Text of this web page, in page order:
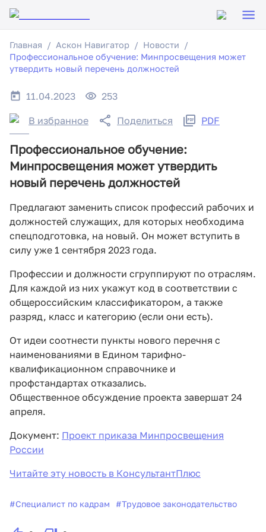
Главная Аскон Навигатор
Новости
Профессиональное обучение: Минпросвещения может
утвердить новый перечень должностей
11.04.2023 253
В избранное Поделиться PDF
Профессиональное обучение:
Минпросвещения может утвердить
новый перечень должностей
Предлагают заменить список профессий рабочих и
должностей служащих, для которых необходима
спецподготовка, на новый. Он может вступить в
силу уже 1 сентября 2023 года.
Профессии и должности сгруппируют по отраслям.
Для каждой из них укажут код в соответствии с
общероссийским классификатором, а также
разряд, класс и категорию (если они есть).
От идеи соотнести пункты нового перечня с
наименованиями в Едином тарифно-
квалификационном справочнике и
профстандартах отказались.
Общественное обсуждение проекта завершат 24
апреля.
Документ: Проект приказа Минпросвещения
России
Читайте эту новость в КонсультантПлюс
#Специалист по кадрам #Трудовое законодательство